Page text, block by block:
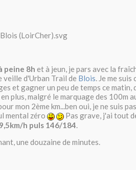
peine 8h et à jeun, je pars avec la
veille d'Urban Trail de Blois. Je me
et gagner un peu de temps ce matin,
plus, malgré le marquage des 100m
mon 2ème km...ben oui, je ne suis
mental zéro
Pas grave, j'ai tout
h puls 146/184.
une douzaine de minutes.